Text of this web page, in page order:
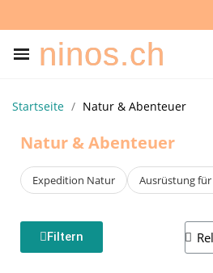
ninos.ch
Startseite Natur & Abenteuer
Natur & Abenteuer
Expedition Natur Ausrüstung
Filtern